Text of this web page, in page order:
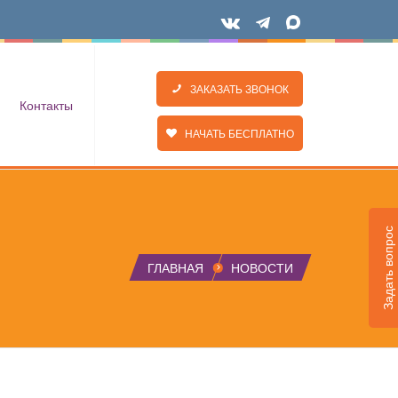
Контакты
ЗАКАЗАТЬ ЗВОНОК
НАЧАТЬ БЕСПЛАТНО
ГЛАВНАЯ НОВОСТИ Задать вопрос